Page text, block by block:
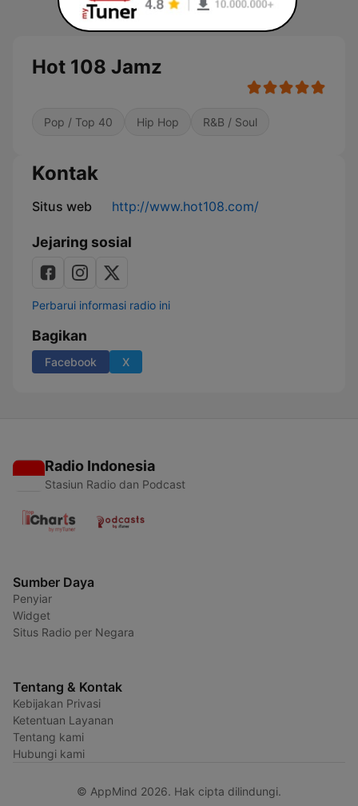
Hot 108 Jamz
Pop / Top 40 Hip Hop R&B / Soul
Kontak
Situs web http://www.hot108.com/
Jejaring sosial
Perbarui informasi radio ini
Bagikan
Facebook X
Radio Indonesia
Stasiun Radio dan Podcast
Sumber Daya
Penyiar
Widget
Situs Radio per Negara
Tentang & Kontak
Kebijakan Privasi
Ketentuan Layanan
Tentang kami
Hubungi kami
© AppMind 2026. Hak cipta dilindungi.